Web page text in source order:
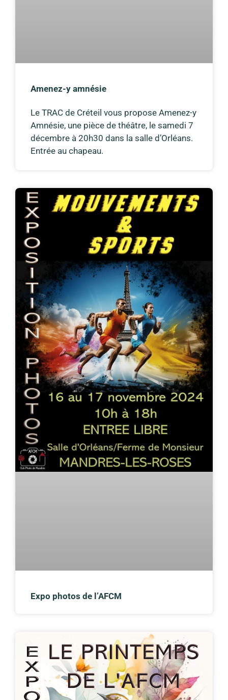
Amenez-y amnésie
Le TRAC de Créteil vous propose Amenez-y
Amnésie, une pièce de théâtre, le samedi 7
décembre à 20h30 dans la salle d’Orléans.
Entrée au chapeau.
Expo photos de l’AFCM